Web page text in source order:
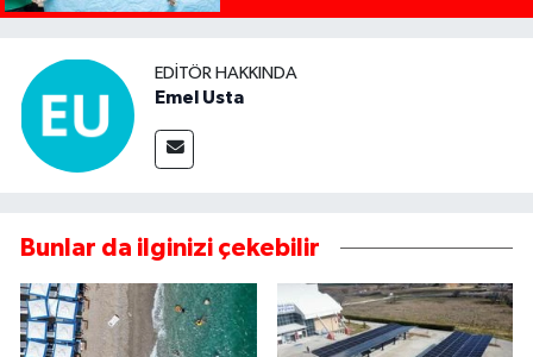
EDITÖR HAKKINDA
Emel Usta
Bunlar da ilginizi çekebilir